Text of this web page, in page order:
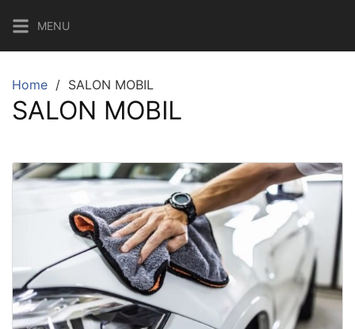
content
MENU
Home SALON MOBIL
SALON MOBIL